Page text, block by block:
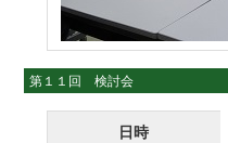
第１１回 検討会
日時